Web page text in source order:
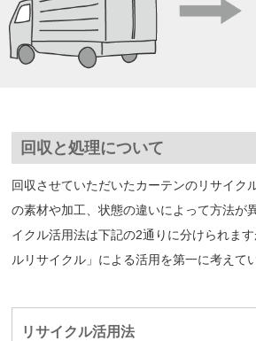
回収と処理について
回収させていただいたカーテンのリサイク
の素材や加工、状態の違いによって方法が
イクル活用法は下記の2通りに分けられま
ルリサイクル」による活用を第一に考えて
リサイクル活用法